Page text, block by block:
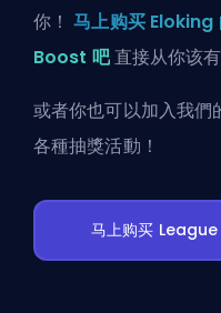
你！马上购买
Boost 吧直接从你该
或者你也可以加入我
各種抽獎活動！
马上购买